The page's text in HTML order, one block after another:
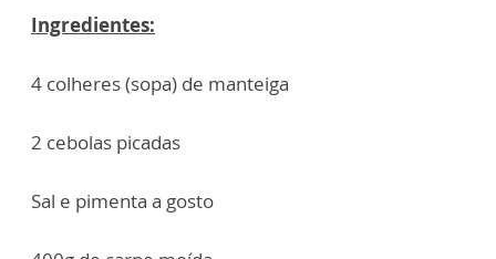
Ingredientes:
4 colheres (sopa) de manteiga
2 cebolas picadas
Sal e pimenta a gosto